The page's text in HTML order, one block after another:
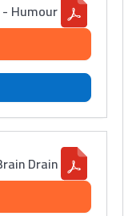
Humour
Drain